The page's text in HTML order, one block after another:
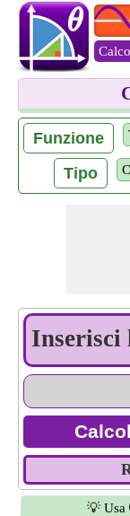
Funzione
Tipo
Inserisci
💡 Usa